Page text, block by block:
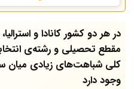
در هر دو کشور کانادا و
مقطع تحصیلی و رشته‌ی
کلی شباهت‌های زیادی میان
وجود دارد